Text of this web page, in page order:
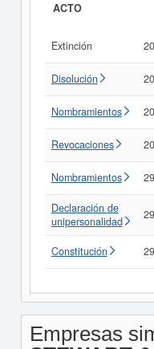
ACTO
Extinción
Disolución
Nombramientos
Revocaciones
Nombramientos
Declaración de
unipersonalidad
Constitución
Empresas